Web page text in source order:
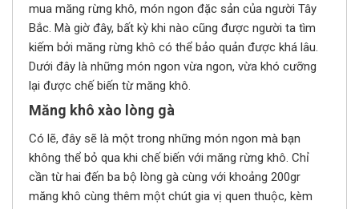
mua măng rừng khô, món ngon đặc sản của người Tây
Bắc. Mà giờ đây, bất kỳ khi nào cũng được người ta tìm
kiếm bởi măng rừng khô có thể bảo quản được khá lâu.
Dưới đây là những món ngon vừa ngon, vừa khó cưỡng
lại được chế biến từ măng khô.
Măng khô xào lòng gà
Có lẽ, đây sẽ là một trong những món ngon mà bạn
không thể bỏ qua khi chế biến với măng rừng khô. Chỉ
cần từ hai đến ba bộ lòng gà cùng với khoảng 200gr
măng khô cùng thêm một chút gia vị quen thuộc, kèm